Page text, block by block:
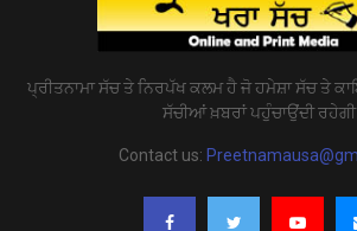
ਪ੍ਰੀਤਨਾਮਾ ਸੱਚ ਤੇ ਨਿਰਪੱਖ ਕਲਮ ਹੈ ਜੋ ਹਮੇਸ਼ਾ ਸੱਚ ਤੇ
ਸੱਚੀਆਂ ਖ਼ਬਰਾਂ ਪਹੁੰਚਾਉਂਦੀ ਰਹੇਗੀ
Contact us: